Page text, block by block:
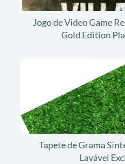
Jogo de Video Game
Gold Edition
Tapete de Grama
Lavável